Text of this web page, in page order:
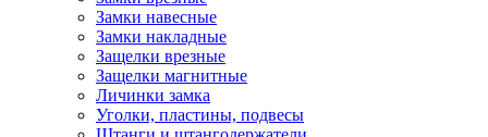
Замки навесные
Замки накладные
Защелки врезные
Защелки магнитные
Личинки замка
Уголки, пластины, подвесы